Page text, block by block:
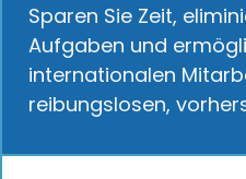
Sparen Sie Zeit,
Aufgaben und
internationalen
reibungslosen,